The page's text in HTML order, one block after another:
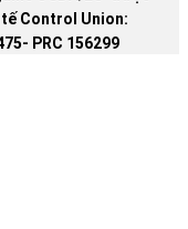
Control Union:
PRC 156299